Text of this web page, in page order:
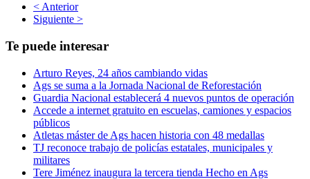
< Anterior
Siguiente >
Te puede interesar
Arturo Reyes, 24 años cambiando vidas
Ags se suma a la Jornada Nacional de Reforestación
Guardia Nacional establecerá 4 nuevos puntos de operación
Accede a internet gratuito en escuelas, camiones y espacios
públicos
Atletas máster de Ags hacen historia con 48 medallas
TJ reconoce trabajo de policías estatales, municipales y
militares
Tere Jiménez inaugura la tercera tienda Hecho en Ags